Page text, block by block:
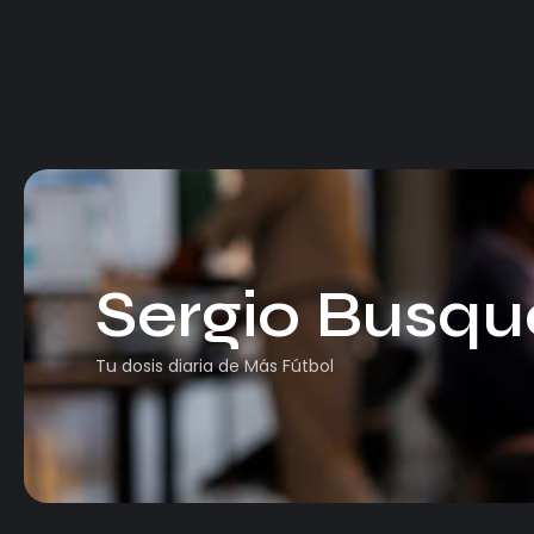
Sergio
Tu dosis diaria de Más Fútbol